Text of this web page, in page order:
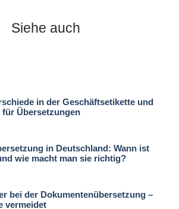
Siehe auch
in der Geschäftsetikette und
Übersetzungen
in Deutschland: Wann ist
wie macht man sie richtig?
bei der Dokumentenübersetzung –
vermeidet